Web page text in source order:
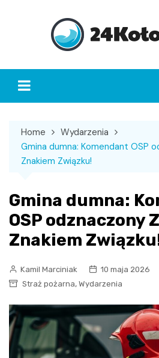
Home
Wydarzenia
Gmina dumna: Komendant OSP
Znakiem Związku!
Gmina dumna:
OSP odznaczony
Znakiem
Kamil Marciniak
10 maja 2026
Straż pożarna, Wydarzenia